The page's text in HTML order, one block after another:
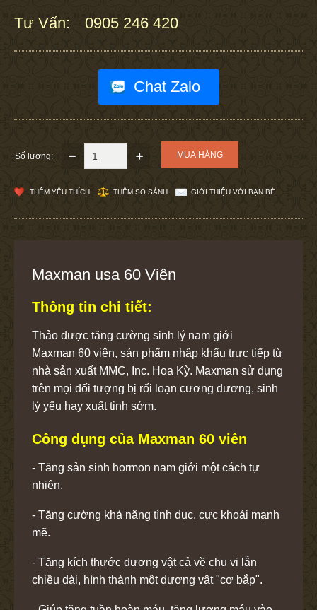
Tư Vấn: 0905 246 420
Chat Zalo
Số lượng:
THÊM YÊU THÍCH THÊM SO SÁNH GIỚI THIỆU VỚI BẠN BÈ
Maxman usa 60 Viên
Thông tin chi tiết:
Thảo dược tăng cường sinh lý nam giới
Maxman 60 viên, sản phẩm nhập khẩu trực tiếp từ
nhà sản xuất MMC, Inc. Hoa Kỳ. Maxman sử dụng
trên mọi đối tượng bị rối loạn cương dương, sinh
lý yếu hay xuất tinh sớm.
Công dụng của Maxman 60 viên
- Tăng sản sinh hormon nam giới một cách tự
nhiên.
- Tăng cường khả năng tình dục, cực khoái mạnh
mẽ.
- Tăng kích thước dương vật cả về chu vi lẫn
chiều dài, hình thành một dương vật "cơ bắp".